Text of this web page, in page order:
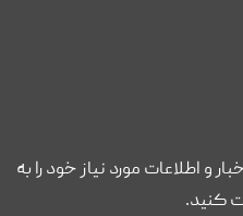
و اطلاعات مورد نیاز خود را به
کنید.